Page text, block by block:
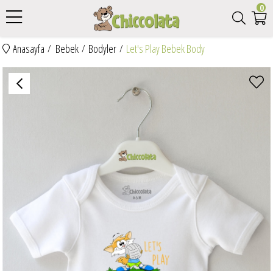
0
Anasayfa Bebek Bodyler Let's Play Bebek Body